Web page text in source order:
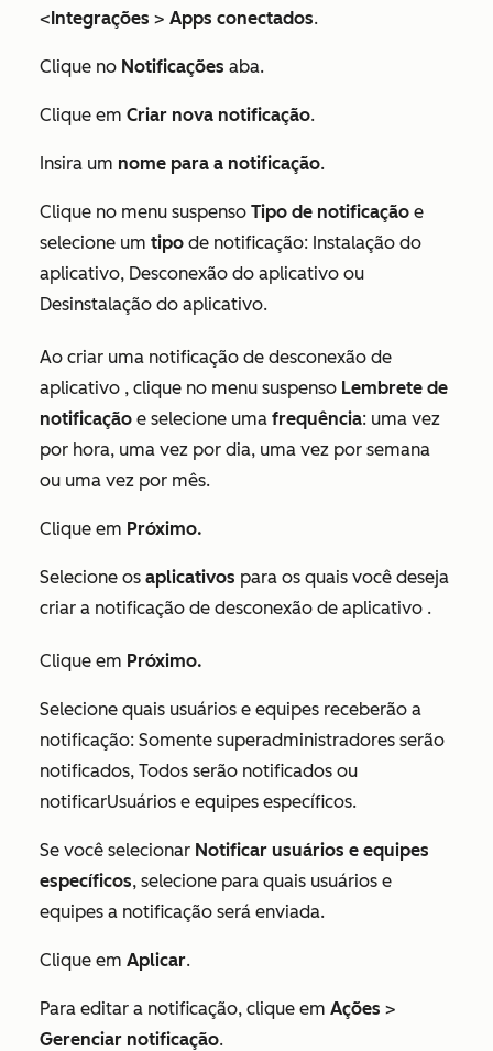
<Integrações > Apps conectados.
Clique no Notificações aba.
Clique em Criar nova notificação.
Insira um nome para a notificação.
Clique no menu suspenso Tipo de notificação e
selecione um tipo de notificação: Instalação do
aplicativo, Desconexão do aplicativo ou
Desinstalação do aplicativo.
Ao criar uma notificação de desconexão de
aplicativo , clique no menu suspenso Lembrete de
notificação e selecione uma frequência: uma vez
por hora, uma vez por dia, uma vez por semana
ou uma vez por mês.
Clique em Próximo.
Selecione os aplicativos para os quais você deseja
criar a notificação de desconexão de aplicativo .
Clique em Próximo.
Selecione quais usuários e equipes receberão a
notificação: Somente superadministradores serão
notificados, Todos serão notificados ou
notificarUsuários e equipes específicos.
Se você selecionar Notificar usuários e equipes
específicos, selecione para quais usuários e
equipes a notificação será enviada.
Clique em Aplicar.
Para editar a notificação, clique em Ações >
Gerenciar notificação.